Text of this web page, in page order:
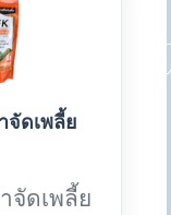
จัดเพลี้ย
จัดเพลี้ย